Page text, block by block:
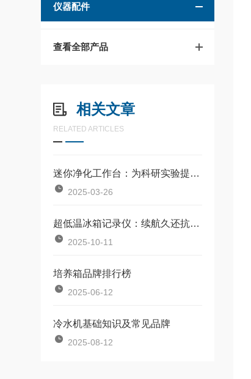
仪器配件
查看全部产品
相关文章
RELATED ARTICLES
迷你净化工作台：为科研实验提供纯净空间的新选择
2025-03-26
超低温冰箱记录仪：续航久还抗低温，不用频繁换电池，省心又靠谱
2025-10-11
培养箱品牌排行榜
2025-06-12
冷水机基础知识及常见品牌
2025-08-12